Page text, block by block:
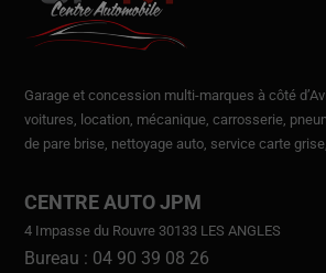
Garage et concession multi-marques à côté
voitures , location, mécanique, carrosserie,
de pare brise, nettoyage auto, service carte
CENTRE AUTO JPM
4 Impasse du Rouvre 30133 LES ANGLES
Bureau : 04 90 39 08 26